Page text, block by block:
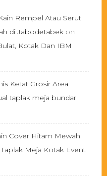
Rempel Atau Serut
di Jabodetabek on
Kotak Dan IBM
Ketat Grosir Area
taplak meja bundar
Cover Hitam Mewah
Taplak Meja Kotak Event